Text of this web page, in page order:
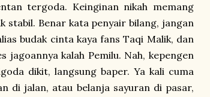
tergoda. Keinginan nikah memang
stabil. Benar kata penyair bilang, jangan
budak cinta kaya fans Taqi Malik, dan
kalah Pemilu. Nah, kepengen
dikit, langsung baper. Ya kali cuma
di jalan, atau belanja sayuran di pasar,